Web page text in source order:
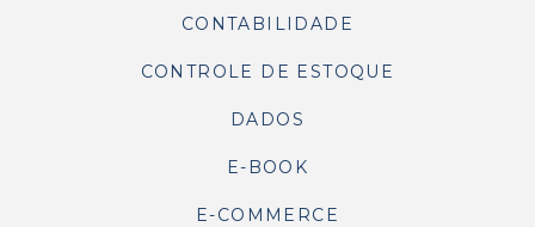
CONTABILIDADE
CONTROLE DE ESTOQUE
DADOS
E-BOOK
E-COMMERCE